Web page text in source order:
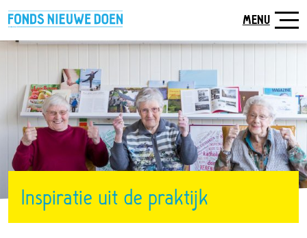
hoofdinhoud
MENU
Inspiratie uit de praktijk